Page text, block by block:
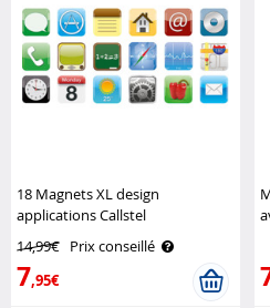
18 Magnets XL design
applications Callstel
14,99€ Prix conseillé
7,95€